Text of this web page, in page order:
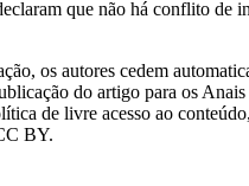
que não há conflito de
os autores cedem
do artigo para os
de livre acesso ao
BY.